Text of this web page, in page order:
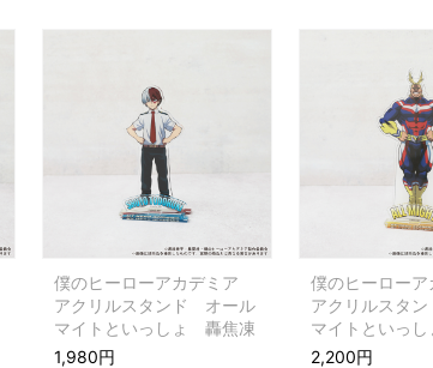
僕のヒーローアカデミア
アクリルスタンド オール
マイトといっしょ 轟焦凍
1,980円
僕のヒーロー
アクリルスタ
マイトといっ
マイト
2,200円